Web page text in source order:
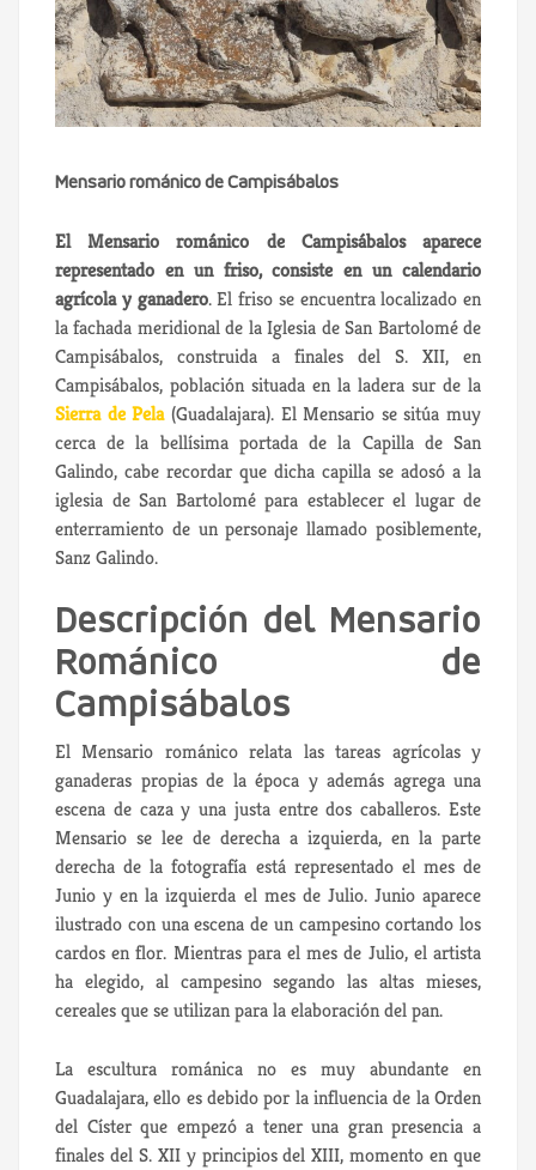
Mensario románico de Campisábalos
El Mensario románico de Campisábalos aparece
representado en un friso, consiste en un calendario
agrícola y ganadero. El friso se encuentra localizado en
la fachada meridional de la Iglesia de San Bartolomé de
Campisábalos, construida a finales del S. XII, en
Campisábalos, población situada en la ladera sur de la
Sierra de Pela(Guadalajara). El Mensario se sitúa muy
cerca de la bellísima portada de la Capilla de San
Galindo, cabe recordar que dicha capilla se adosó a la
iglesia de San Bartolomé para establecer el lugar de
enterramiento de un personaje llamado posiblemente,
Sanz Galindo.
Descripción del Mensario
Románico de
Campisábalos
El Mensario románico relata las tareas agrícolas y
ganaderas propias de la época y además agrega una
escena de caza y una justa entre dos caballeros. Este
Mensario se lee de derecha a izquierda, en la parte
derecha de la fotografía está representado el mes de
Junio y en la izquierda el mes de Julio. Junio aparece
ilustrado con una escena de un campesino cortando los
cardos en flor. Mientras para el mes de Julio, el artista
ha elegido, al campesino segando las altas mieses,
cereales que se utilizan para la elaboración del pan.
La escultura románica no es muy abundante en
Guadalajara, ello es debido por la influencia de la Orden
del Císter que empezó a tener una gran presencia a
finales del S. XII y principios del XIII, momento en que